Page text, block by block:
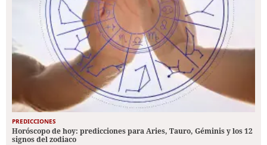
PREDICCIONES
Horóscopo de hoy: predicciones para Aries, Tauro, Géminis y los 12
signos del zodiaco